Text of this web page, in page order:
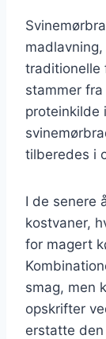
traditionelle
stammer
proteinkilde
tilberedes i
I de senere
kostvaner,
for magert
smag, men
opskrifter
erstatte